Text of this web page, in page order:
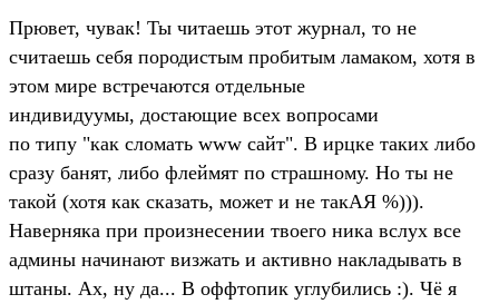
Прювет, чувак! Ты читаешь этот журнал, то не
считаешь себя породистым пробитым ламаком, хотя в
этом мире встречаются отдельные
индивидуумы, достающие всех вопросами
по типу "как сломать www сайт". В ирцке таких либо
сразу банят, либо флеймят по страшному. Но ты не
такой (хотя как сказать, может и не такАЯ %))).
Наверняка при произнесении твоего ника вслух все
админы начинают визжать и активно накладывать в
штаны. Ах, ну да... В оффтопик углубились :). Чё я